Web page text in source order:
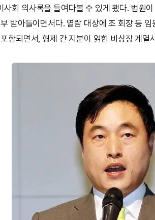
사회 의사록을 들여다볼 수 있게 됐다. 법원
받아들이면서다. 열람 대상에 조 회장 등
함되면서, 형제 간 지분이 얽힌 비상장 계열